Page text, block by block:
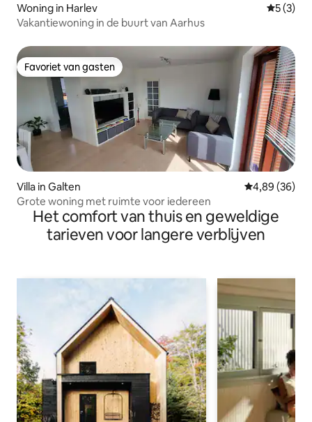
Woning in Harlev
5 (3)
Vakantiewoning in de buurt van Aarhus
Favoriet van gasten
Favoriet van gasten
Villa in Galten Gemiddelde
4,89 (36)
Grote woning met ruimte voor iedereen
Het comfort van thuis en geweldige
tarieven voor langere verblijven